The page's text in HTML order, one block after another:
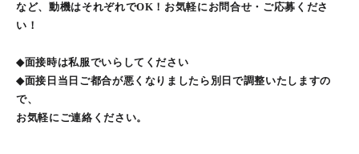
など、動機はそれぞれでOK！お気軽にお問合せ・ご応募くださ
い！
◆面接時は私服でいらしてください
◆面接日当日ご都合が悪くなりましたら別日で調整いたしますの
で、
お気軽にご連絡ください。